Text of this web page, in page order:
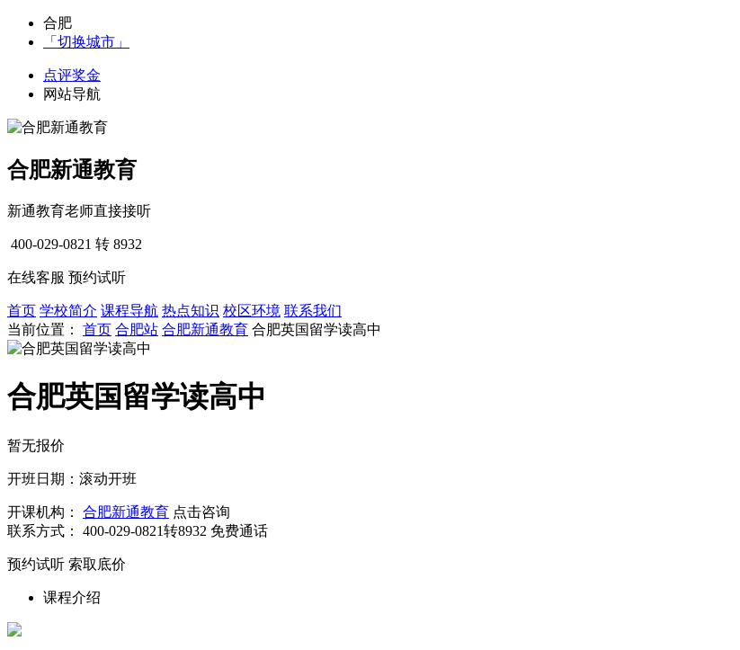
合肥
「切换城市」
点评奖金
网站导航
合肥新通教育
新通教育老师直接接听
400-029-0821 转 8932
在线客服 预约试听
首页 学校简介 课程导航 热点知识 校区环境 联系我们
当前位置：
首页 合肥站 合肥新通教育 合肥英国留学读高中
合肥英国留学读高中
暂无报价
开班日期：滚动开班
开课机构： 合肥新通教育 点击咨询
联系方式：
400-029-0821转8932 免费通话
预约试听 索取底价
课程介绍